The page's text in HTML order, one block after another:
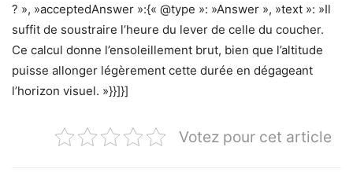
? », »acceptedAnswer »:{« @type »: »Answer », »text »: »Il
suffit de soustraire l’heure du lever de celle du coucher.
Ce calcul donne l’ensoleillement brut, bien que l’altitude
puisse allonger légèrement cette durée en dégageant
l’horizon visuel. »}}]}]
Votez pour cet article